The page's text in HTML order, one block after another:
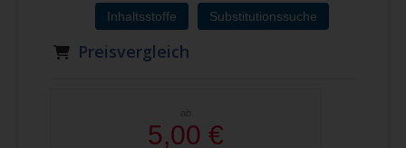
Inhaltsstoffe Substitutionssuche
Preisvergleich
ab
5,00 €